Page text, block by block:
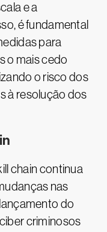
e a
é fundamental
para
o mais cedo
o risco dos
à resolução dos
chain continua
nas
do
criminosos